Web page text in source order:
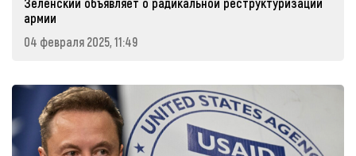
Зеленский объявляет о радикальной реструктуризации
армии
04 февраля 2025, 11:49